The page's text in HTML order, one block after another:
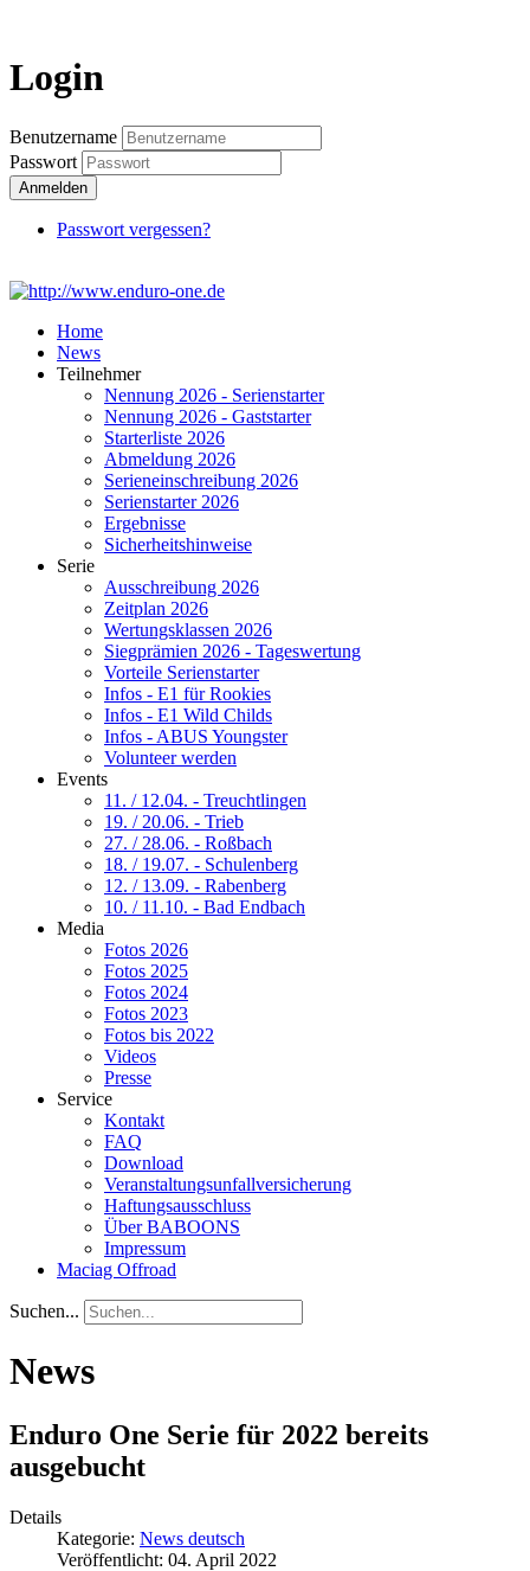
Login
Benutzername
Passwort
Anmelden
Passwort vergessen?
Home
News
Teilnehmer
Nennung 2026 - Serienstarter
Nennung 2026 - Gaststarter
Starterliste 2026
Abmeldung 2026
Serieneinschreibung 2026
Serienstarter 2026
Ergebnisse
Sicherheitshinweise
Serie
Ausschreibung 2026
Zeitplan 2026
Wertungsklassen 2026
Siegprämien 2026 - Tageswertung
Vorteile Serienstarter
Infos - E1 für Rookies
Infos - E1 Wild Childs
Infos - ABUS Youngster
Volunteer werden
Events
11. / 12.04. - Treuchtlingen
19. / 20.06. - Trieb
27. / 28.06. - Roßbach
18. / 19.07. - Schulenberg
12. / 13.09. - Rabenberg
10. / 11.10. - Bad Endbach
Media
Fotos 2026
Fotos 2025
Fotos 2024
Fotos 2023
Fotos bis 2022
Videos
Presse
Service
Kontakt
FAQ
Download
Veranstaltungsunfallversicherung
Haftungsausschluss
Über BABOONS
Impressum
Maciag Offroad
Suchen...
News
Enduro One Serie für 2022 bereits
ausgebucht
Details
Kategorie: News deutsch
Veröffentlicht: 04. April 2022